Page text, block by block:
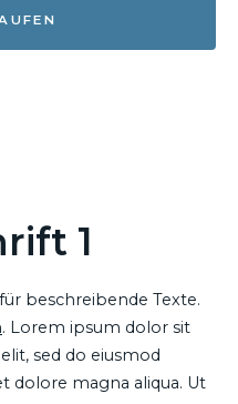
1
beschreibende Texte.
. Lorem ipsum dolor sit
sed do eiusmod
dolore magna aliqua. Ut